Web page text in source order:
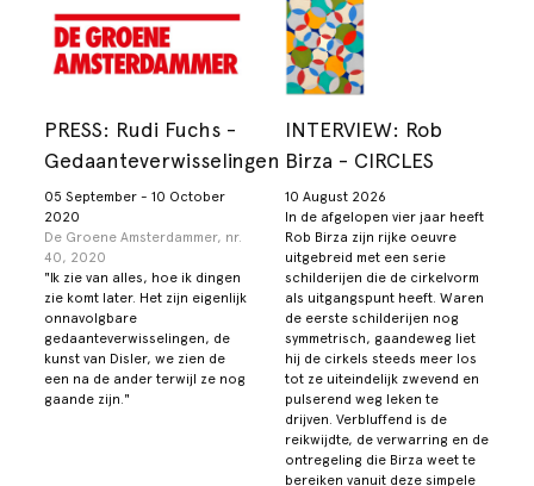
PRESS: Rudi Fuchs -
Gedaanteverwisselingen
05 September - 10 October
2020
De Groene Amsterdammer, nr.
40, 2020
"Ik zie van alles, hoe ik dingen
zie komt later. Het zijn eigenlijk
onnavolgbare
gedaanteverwisselingen, de
kunst van Disler, we zien de
een na de ander terwijl ze nog
gaande zijn."
INTERVIEW: Rob
Birza - CIRCLES
10 August 2026
In de afgelopen vier jaar heeft
Rob Birza zijn rijke oeuvre
uitgebreid met een serie
schilderijen die de cirkelvorm
als uitgangspunt heeft. Waren
de eerste schilderijen nog
symmetrisch, gaandeweg liet
hij de cirkels steeds meer los
tot ze uiteindelijk zwevend en
pulserend weg leken te
drijven. Verbluffend is de
reikwijdte, de verwarring en de
ontregeling die Birza weet te
bereiken vanuit deze simpele